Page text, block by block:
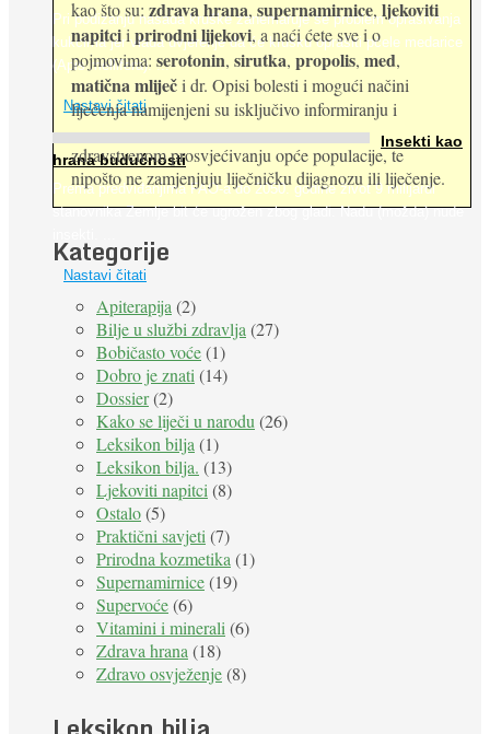
Pri podizanju nasada kruške zanemaruje se problem oprašivanja
kukcima jer vlada uvjerenje da će krušku oprašiti pčele medarice
(Apis mellifera). ...
Nastavi čitati
Insekti kao
hrana budućnosti
Prema predviđanjima FAO-a do 2050. godine život 9 milijardi
stanovnika Zemlje bit će ugrožen zbog gladi. Nadu (možda) nude
Nastavi čitati
kao što su: zdrava hrana, supernamirnice, ljekoviti
napitciiprirodni lijekovi, a naći ćete sve i o
pojmovima: serotonin, sirutka, propolis, med,
matična mliječi dr. Opisi bolesti i mogući načini
liječenja namijenjeni su isključivo informiranju i
zdravstvenom prosvjećivanju opće populacije, te
nipošto ne zamjenjuju liječničku dijagnozu ili liječenje.
Kategorije
Apiterapija (2)
Bilje u službi zdravlja (27)
Bobičasto voće(1)
Dobro je znati (14)
Dossier(2)
Kako se liječi u narodu (26)
Leksikon bilja (1)
Leksikon bilja. (13)
Ljekoviti napitci (8)
Ostalo(5)
Praktični savjeti (7)
Prirodna kozmetika (1)
Supernamirnice(19)
Supervoće(6)
Vitamini i minerali (6)
Zdrava hrana (18)
Zdravo osvježenje(8)